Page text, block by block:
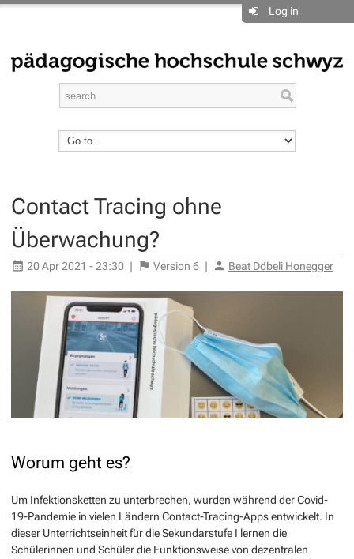
Log in
Contact Tracing ohne
Überwachung?
20 Apr 2021 - 23:30 | Version 6 | Beat Döbeli Honegger
Worum geht es?
Um Infektionsketten zu unterbrechen, wurden während der Covid-
19-Pandemie in vielen Ländern Contact-Tracing-Apps entwickelt. In
dieser Unterrichtseinheit für die Sekundarstufe I lernen die
Schülerinnen und Schüler die Funktionsweise von dezentralen